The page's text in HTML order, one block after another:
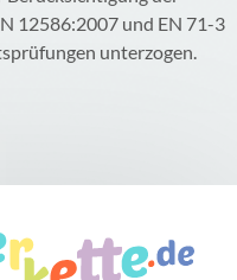
12586:2007 und EN 71-3
unterzogen.